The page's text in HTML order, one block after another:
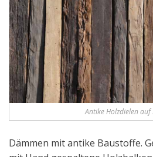
Antike Holzdielen auf
Dämmen mit antike Baustoffe.